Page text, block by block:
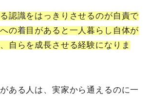
る認識をはっきりさせるのが自責で
の着目があると一人暮らし自体が
自らを成長させる経験になりま
ある人は、実家から通えるのに一